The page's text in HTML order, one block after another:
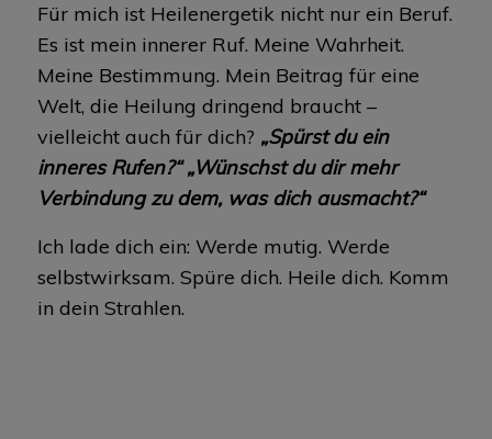
Für mich ist Heilenergetik nicht nur ein Beruf.
Es ist mein innerer Ruf. Meine Wahrheit.
Meine Bestimmung. Mein Beitrag für eine
Welt, die Heilung dringend braucht –
vielleicht auch für dich? „Spürst du ein
inneres Rufen?“ „Wünschst du dir mehr
Verbindung zu dem, was dich ausmacht?“
Ich lade dich ein: Werde mutig. Werde
selbstwirksam. Spüre dich. Heile dich. Komm
in dein Strahlen.